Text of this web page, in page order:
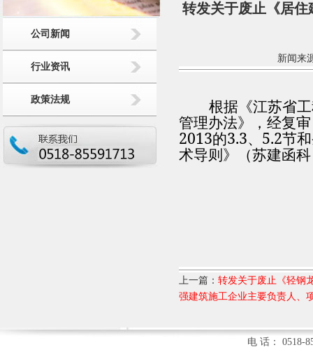
公司新闻
行业资讯
政策法规
转发关于废止《居
新闻来
根据《江苏省
管理办法》，经复
2013的3.3、 5.2节
术导则》（苏建函
上一篇： 转发关于废止《轻钢
强建筑施工企业主要负责人、
电 话： 0518-